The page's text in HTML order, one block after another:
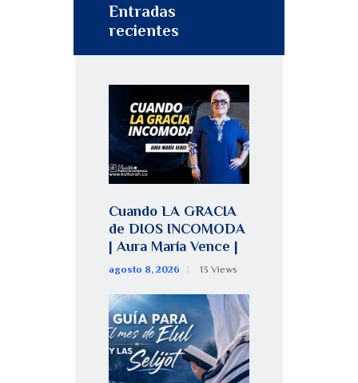
Entradas
recientes
Cuando LA GRACIA
de DIOS INCOMODA
| Aura María Vence |
agosto 8, 2026 13 Views